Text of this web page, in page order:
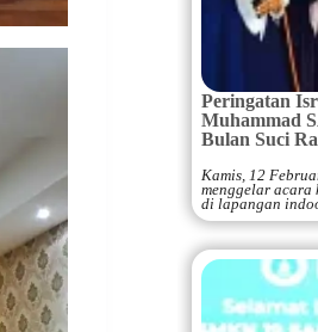
Peringatan
Muhammad
Bulan Suci
Kamis, 12
menggelar acara
di lapangan